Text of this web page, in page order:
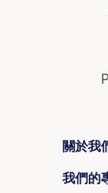
關於我
我們的